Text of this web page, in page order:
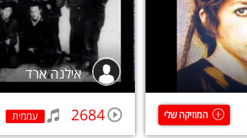
המוזיקה שלי
אילנה ארד
2684 עממית